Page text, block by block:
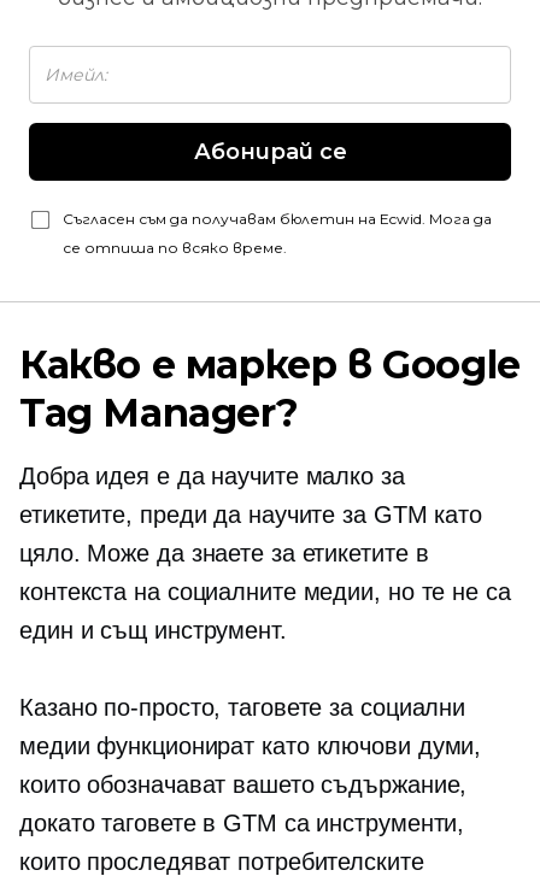
Абонирай се
Съгласен съм да получавам бюлетин на Ecwid. Мога да
се отпиша по всяко време.
Какво е маркер в Google
Tag Manager?
Добра идея е да научите малко за
етикетите, преди да научите за GTM като
цяло. Може да знаете за етикетите в
контекста на социалните медии, но те не са
един и същ инструмент.
Казано по-просто, таговете за социални
медии функционират като ключови думи,
които обозначават вашето съдържание,
докато таговете в GTM са инструменти,
които проследяват потребителските